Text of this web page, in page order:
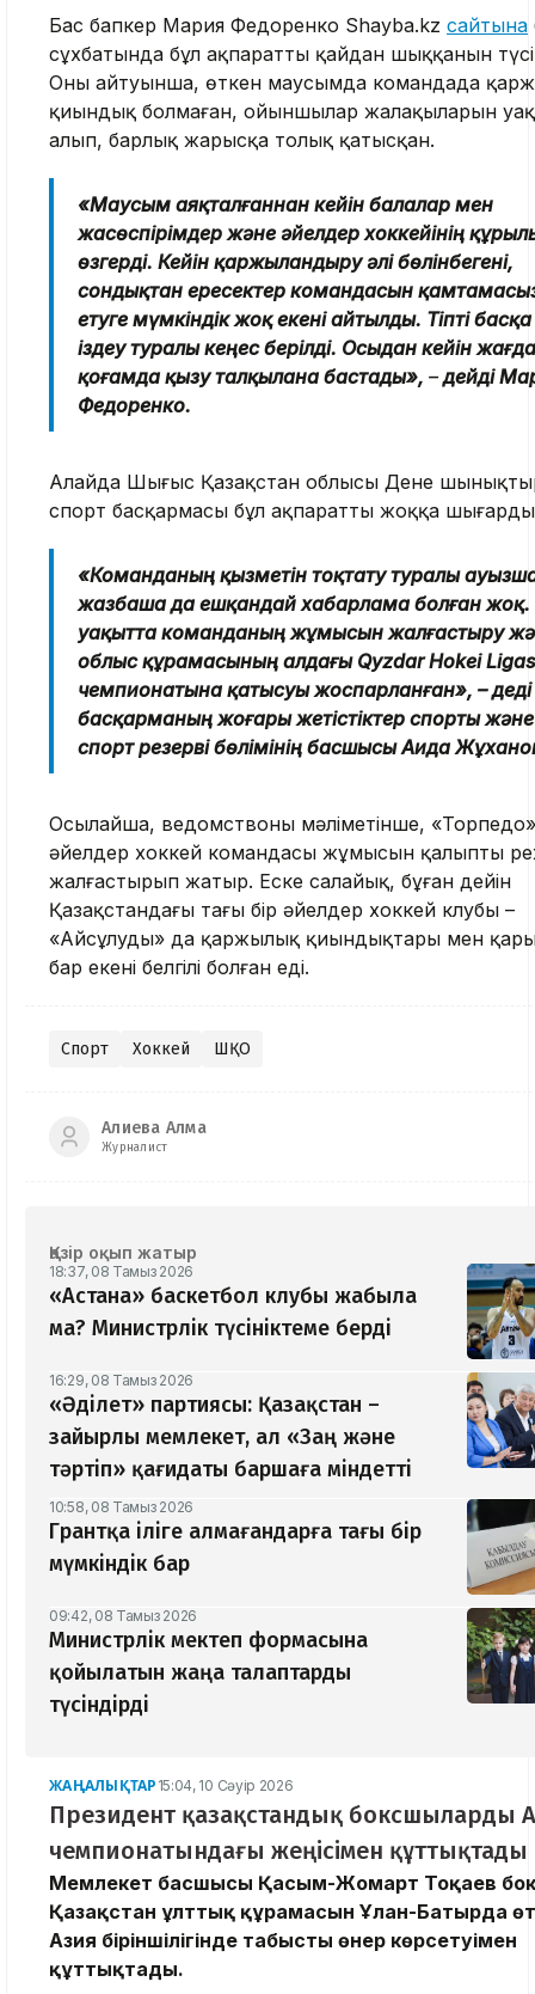
Бас бапкер Мария Федоренко Shayba.kz сайтына
сұхбатында бұл ақпараттың қайдан шыққанын
Оның айтуынша, өткен маусымда командада
қиындық болмаған, ойыншылар жалақыларын
алып, барлық жарысқа толық қатысқан.
«Маусым аяқталғаннан кейін балалар мен
жасөспірімдер және әйелдер хоккейінің
өзгерді. Кейін қаржыландыру әлі бөлінбегені,
сондықтан ересектер командасын
етуге мүмкіндік жоқ екені айтылды. Тіпті
іздеу туралы кеңес берілді. Осыдан кейін
қоғамда қызу талқылана бастады», –дейді
Федоренко.
Алайда Шығыс Қазақстан облысы Дене
спорт басқармасы бұл ақпаратты жоққа
«Команданың қызметін тоқтату туралы
жазбаша да ешқандай хабарлама болған жоқ.
уақытта команданың жұмысын жалғастыру
облыс құрамасының алдағы Qyzdar Hokei
чемпионатына қатысуы жоспарланған», – деді
басқарманың жоғары жетістіктер спорты және
спорт резерві бөлімінің басшысы Аида
Осылайша, ведомствоның мәліметінше, «Торпедо»
әйелдер хоккей командасы жұмысын қалыпты
жалғастырып жатыр. Еске салайық, бұған дейін
Қазақстандағы тағы бір әйелдер хоккей клубы –
«Айсұлудың» да қаржылық қиындықтары мен
бар екені белгілі болған еді.
Спорт Хоккей ШҚО
Алиева Алма
Журналист
Қазір оқып жатыр
18:37, 08 Тамыз 2026
«Астана» баскетбол клубы жабыла
ма? Министрлік түсініктеме берді
16:29, 08 Тамыз 2026
«Әділет» партиясы: Қазақстан –
зайырлы мемлекет, ал «Заң және
тәртіп» қағидаты баршаға міндетті
10:58, 08 Тамыз 2026
Грантқа іліге алмағандарға тағы бір
мүмкіндік бар
09:42, 08 Тамыз 2026
Министрлік мектеп формасына
қойылатын жаңа талаптарды
түсіндірді
ЖАҢАЛЫҚТАР 15:04, 10 Сәуір 2026
Президент қазақстандық боксшыларды
чемпионатындағы жеңісімен құттықтады
Мемлекет басшысы Қасым-Жомарт Тоқаев
Қазақстан ұлттық құрамасын Ұлан-Батырда
Азия біріншілігінде табысты өнер көрсетуімен
құттықтады.